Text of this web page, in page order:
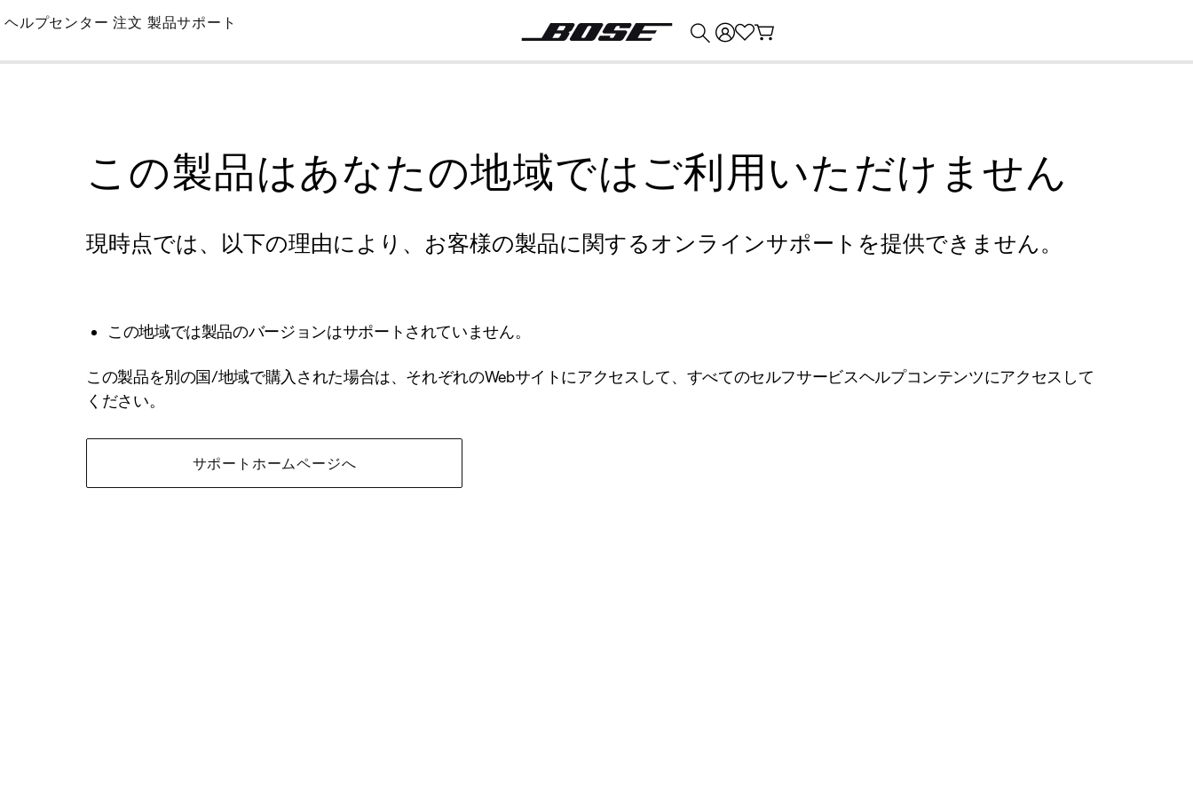
Skip
Main
ヘルプセンター 注文 製品サポート
この製品はあなたの地域ではご利用いただけません
現時点では、以下の理由により、お客様の製品に関するオンラインサポートを提供できません。
この地域では製品のバージョンはサポートされていません。
この製品を別の国/地域で購入された場合は、それぞれのWebサイトにアクセスして、すべてのセルフサービスヘルプコンテンツにアクセスして
ください。
サポートホームページへ